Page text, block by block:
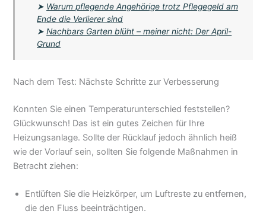
➤ Warum pflegende Angehörige trotz Pflegegeld am
Ende die Verlierer sind
➤Nachbars Garten blüht – meiner nicht: Der April-
Grund
Nach dem Test: Nächste Schritte zur Verbesserung
Konnten Sie einen Temperaturunterschied feststellen?
Glückwunsch! Das ist ein gutes Zeichen für Ihre
Heizungsanlage. Sollte der Rücklauf jedoch ähnlich heiß
wie der Vorlauf sein, sollten Sie folgende Maßnahmen in
Betracht ziehen:
Entlüften Sie die Heizkörper, um Luftreste zu entfernen,
die den Fluss beeinträchtigen.